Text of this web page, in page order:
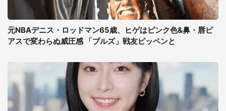
元NBAデニス・ロッドマン65歳、ヒゲはピンク色&鼻・唇ピ
アスで変わらぬ威圧感 「ブルズ」戦友ピッペンと